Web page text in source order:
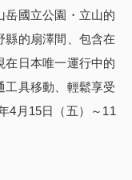
岳國立公園・立山的
縣的扇澤間、包含在
在日本唯一運行中的
工具移動、輕鬆享受
4月15日（五）～11